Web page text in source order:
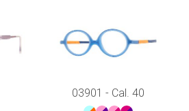
03901 - Cal. 40